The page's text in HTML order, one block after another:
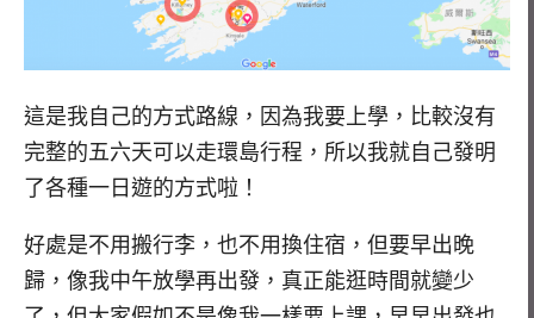
這是我自己的方式路線，因為我要上學，比較沒有
完整的五六天可以走環島行程，所以我就自己發明
了各種一日遊的方式啦！
好處是不用搬行李，也不用換住宿，但要早出晚
歸，像我中午放學再出發，真正能逛時間就變少